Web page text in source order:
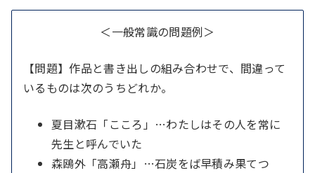
＜一般常識の問題例＞
【問題】作品と書き出しの組み合わせで、間違って
いるものは次のうちどれか。
夏目漱石「こころ」…わたしはその人を常に
先生と呼んでいた
森鴎外「高瀬舟」…石炭をば早積み果てつ